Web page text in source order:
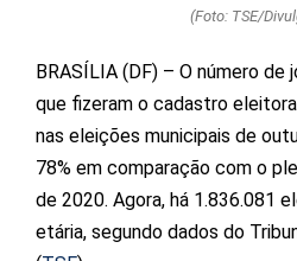
(Foto: TSE/
BRASÍLIA (DF) – O número de
que fizeram o cadastro
nas eleições municipais de
78% em comparação com o
de 2020. Agora, há 1.836.081
etária, segundo dados do